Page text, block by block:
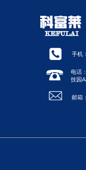
手机
电话
技园
邮箱